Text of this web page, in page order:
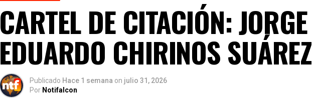
CARTEL DE CITACIÓN: JORGE
EDUARDO CHIRINOS SUÁREZ
Publicado Hace 1 semana on julio 31, 2026
Por Notifalcon